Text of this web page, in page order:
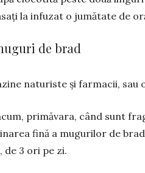
la infuzat o ju­mătate de
de brad
na­tu­ris­te și farmacii, sau
pri­mă­vara, când sunt
fină a mu­gurilor de
de 3 ori pe zi.